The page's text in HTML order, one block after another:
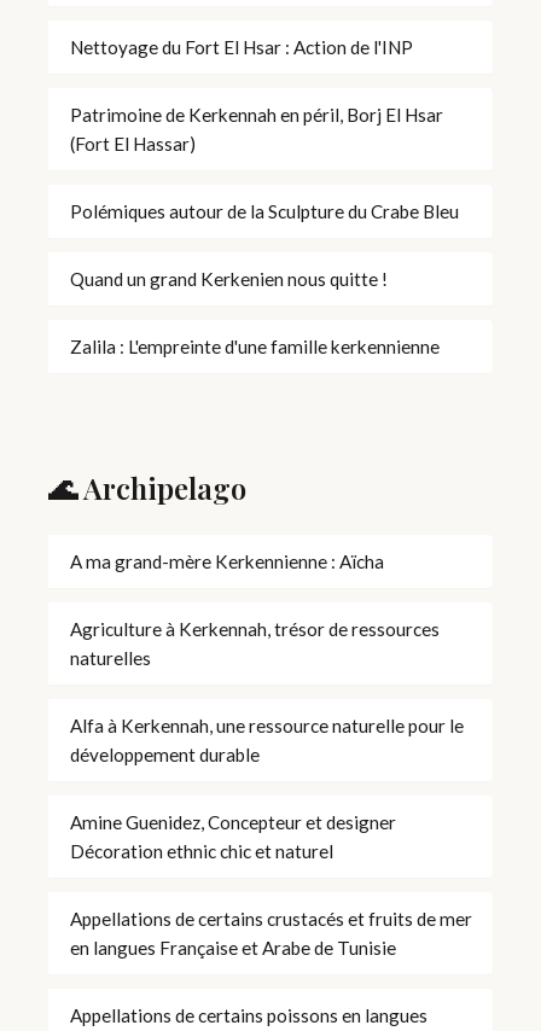
Nettoyage du Fort El Hsar : Action de l'INP
Patrimoine de Kerkennah en péril, Borj El Hsar
(Fort El Hassar)
Polémiques autour de la Sculpture du Crabe Bleu
Quand un grand Kerkenien nous quitte !
Zalila : L'empreinte d'une famille kerkennienne
🌊 Archipelago
A ma grand-mère Kerkennienne : Aïcha
Agriculture à Kerkennah, trésor de ressources
naturelles
Alfa à Kerkennah, une ressource naturelle pour le
développement durable
Amine Guenidez, Concepteur et designer
Décoration ethnic chic et naturel
Appellations de certains crustacés et fruits de mer
en langues Française et Arabe de Tunisie
Appellations de certains poissons en langues